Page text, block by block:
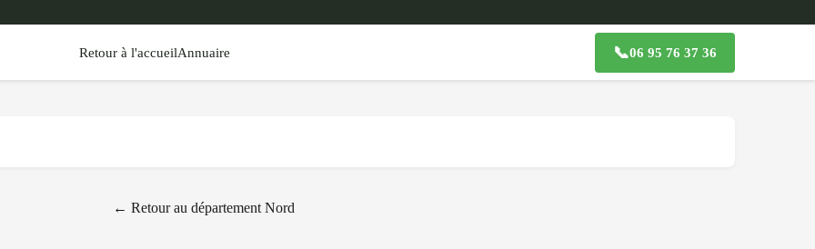
Retour à l'accueilAnnuaire 📞06 95 76 37 36
← Retour au département Nord